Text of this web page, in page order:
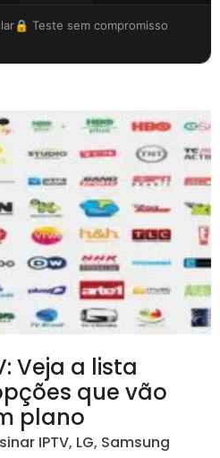
🔒 Teste sem compromisso
Veja a lista
que vão
plano
IPTV, LG, Samsung